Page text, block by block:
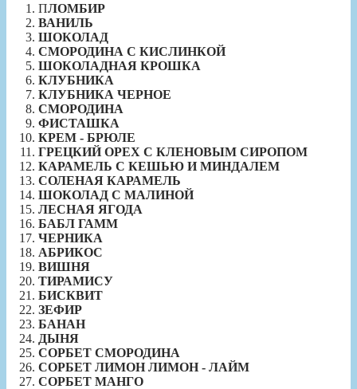
ПЛОМБИР
ВАНИЛЬ
ШОКОЛАД
СМОРОДИНА С КИСЛИНКОЙ
ШОКОЛАДНАЯ КРОШКА
КЛУБНИКА
КЛУБНИКА ЧЕРНОЕ
СМОРОДИНА
ФИСТАШКА
КРЕМ - БРЮЛЕ
ГРЕЦКИЙ ОРЕХ С КЛЕНОВЫМ СИРОПОМ
КАРАМЕЛЬ С КЕШЬЮ И МИНДАЛЕМ
СОЛЕНАЯ КАРАМЕЛЬ
ШОКОЛАД С МАЛИНОЙ
ЛЕСНАЯ ЯГОДА
БАБЛ ГАММ
ЧЕРНИКА
АБРИКОС
ВИШНЯ
ТИРАМИСУ
БИСКВИТ
ЗЕФИР
БАНАН
ДЫНЯ
СОРБЕТ СМОРОДИНА
СОРБЕТ ЛИМОН ЛИМОН - ЛАЙМ
СОРБЕТ МАНГО